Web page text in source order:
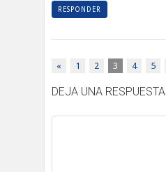
RESPONDER
« 1 2 3 4 5
DEJA UNA RESPUESTA